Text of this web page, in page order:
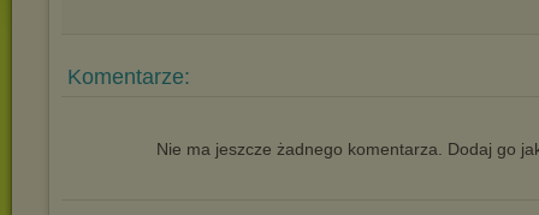
Komentarze:
Nie ma jeszcze żadnego komentarza. Dodaj go